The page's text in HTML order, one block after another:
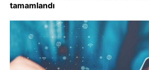
tamamlandı